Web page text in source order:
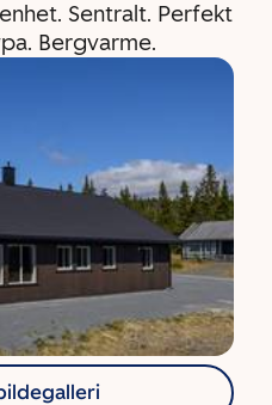
Sentralt. Perfekt
Bergvarme.